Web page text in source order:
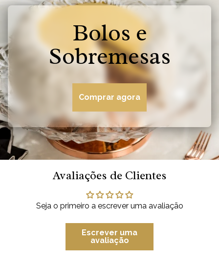
Bolos e
Sobremesas
Comprar agora
Avaliações de Clientes
Seja o primeiro a escrever uma avaliação
Escrever uma
avaliação